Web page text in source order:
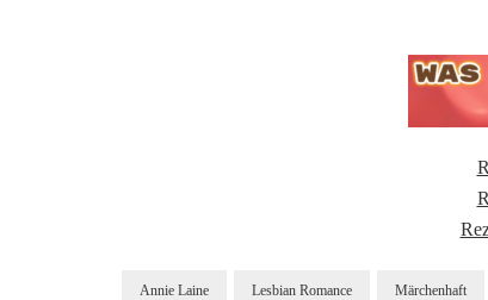
Annie Laine Lesbian Romance Märchenhaft